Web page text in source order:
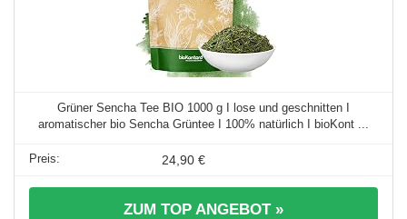
Grüner Sencha Tee BIO 1000 g I lose und geschnitten I
aromatischer bio Sencha Grüntee I 100% natürlich I bioKont ...
24,90 €
ZUM TOP ANGEBOT »